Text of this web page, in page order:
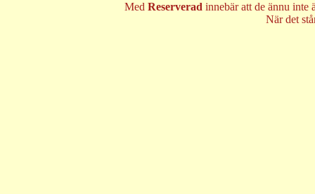
Med Reserverad innebär att de ännu inte
När det